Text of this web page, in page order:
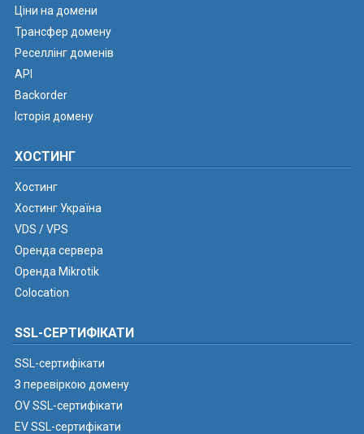
Ціни на домени
Трансфер домену
Реселлінг доменів
API
Backorder
Історія домену
ХОСТИНГ
Хостинг
Хостинг Україна
VDS / VPS
Оренда сервера
Оренда Mikrotik
Colocation
SSL-СЕРТИФІКАТИ
SSL-сертифікати
З перевіркою домену
OV SSL-сертифікати
EV SSL-сертифікати